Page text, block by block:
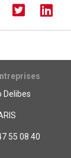
Delibes
55 08 40